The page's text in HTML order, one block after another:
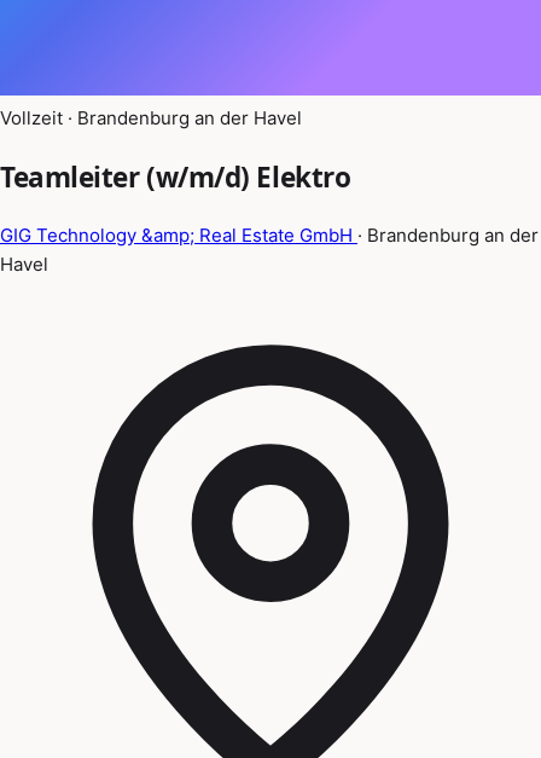
Vollzeit · Brandenburg an der Havel
Teamleiter (w/m/d) Elektro
GIG Technology &amp; Real Estate GmbH · Brandenburg an der
Havel